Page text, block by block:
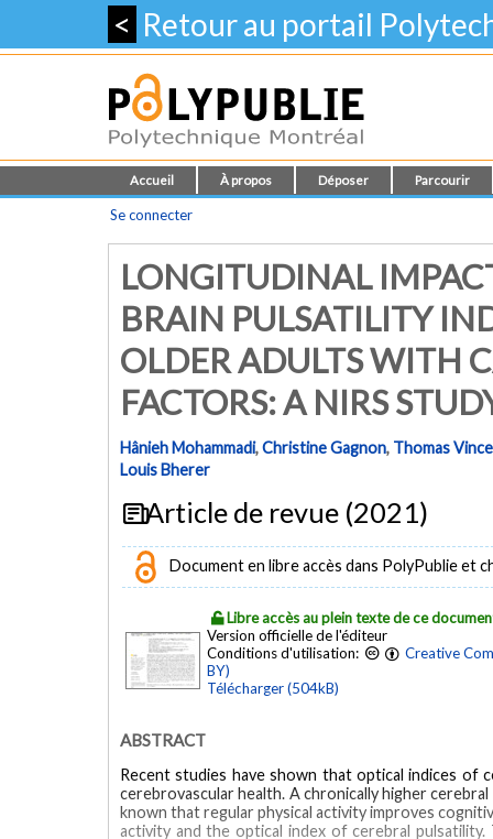
< Retour au portail
Accueil À propos Déposer Parcourir
Se connecter
LONGITUDINAL
BRAIN PULSATILITY
OLDER ADULTS WITH
FACTORS: A NIRS
Hânieh Mohammadi,Christine Gagnon, Thomas
Louis Bherer
Article de revue (2021)
Document en libre accès dans PolyPublie et
Libre accès au plein texte de ce
Version officielle de l'éditeur
Conditions d'utilisation:
Creative
BY)
Télécharger (504kB)
ABSTRACT
Recent studies have shown that optical indices of
cerebrovascular health. A chronically higher
known that regular physical activity improves
activity and the optical index of cerebral